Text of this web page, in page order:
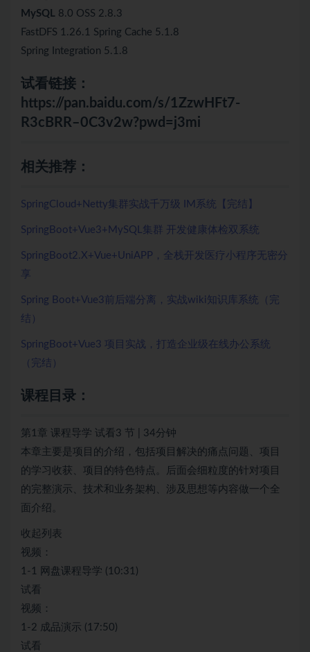
MySQL 8.0 OSS 2.8.3
FastDFS 1.26.1 Spring Cache 5.1.8
Spring Integration 5.1.8
试看链接：
https://pan.baidu.com/s/1ZzwHFt7-
R3cBRR–0C3v2w?pwd=j3mi
相关推荐：
SpringCloud+Netty集群实战千万级 IM系统【完结】
SpringBoot+Vue3+MySQL集群 开发健康体检双系统
SpringBoot2.X+Vue+UniAPP，全栈开发医疗小程序无密分
享
Spring Boot+Vue3前后端分离，实战wiki知识库系统（完
结）
SpringBoot+Vue3 项目实战，打造企业级在线办公系统
（完结）
课程目录：
第1章 课程导学 试看3 节 | 34分钟
本章主要是项目的介绍，包括项目解决的痛点问题、项目
的学习收获、项目的特色特点。后面会细粒度的针对项目
的完整演示、技术和业务架构、涉及思想等内容做一个全
面介绍。
收起列表
视频：
1-1 网盘课程导学 (10:31)
试看
视频：
1-2 成品演示 (17:50)
试看